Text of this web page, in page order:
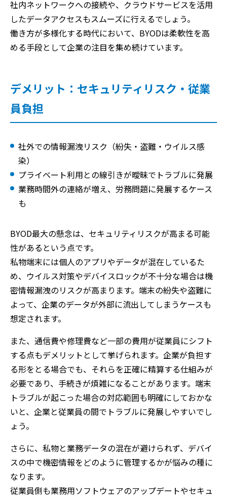
社内ネットワークへの接続や、クラウドサービスを活用
したデータアクセスもスムーズに行えるでしょう。
働き方が多様化する時代において、BYODは柔軟性を高
める手段として企業の注目を集め続けています。
デメリット：セキュリティリスク・従業
員負担
社外での情報漏洩リスク（紛失・盗難・ウイルス感
染）
プライベート利用との線引きが曖昧でトラブルに発展
業務時間外の連絡が増え、労務問題に発展するケース
も
BYOD最大の懸念は、セキュリティリスクが高まる可能
性があるという点です。
私物端末には個人のアプリやデータが混在しているた
め、ウイルス対策やデバイスロックが不十分な場合は機
密情報漏洩のリスクが高まります。端末の紛失や盗難に
よって、企業のデータが外部に流出してしまうケースも
想定されます。
また、通信費や修理費など一部の費用が従業員にシフト
する点もデメリットとして挙げられます。企業が負担す
る形をとる場合でも、それらを正確に精算する仕組みが
必要であり、手続きが煩雑になることがあります。端末
トラブルが起こった場合の対応範囲も明確にしておかな
いと、企業と従業員の間でトラブルに発展しやすいでし
ょう。
さらに、私物と業務データの混在が避けられず、デバイ
スの中で機密情報をどのように管理するかが悩みの種に
なります。
従業員側も業務用ソフトウェアのアップデートやセキュ